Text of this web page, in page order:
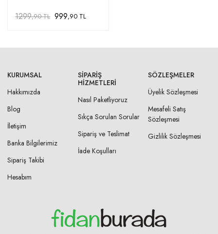
1299,90 TL 999,90 TL
KURUMSAL
Hakkımızda
Blog
İletişim
Banka Bilgilerimiz
Sipariş Takibi
Hesabım
SIPARIŞ
HIZMETLERI
Nasıl Paketliyoruz
Sıkça Sorulan Sorular
Sipariş ve Teslimat
İade Koşulları
SÖZLEŞMELER
Üyelik Sözleşmesi
Mesafeli Satış
Sözleşmesi
Gizlilik Sözleşmesi